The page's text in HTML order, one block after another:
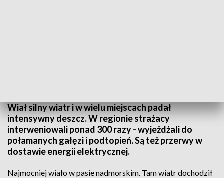
Wiał silny wiatr i w wielu miejscach padał
intensywny deszcz. W regionie strażacy
interweniowali ponad 300 razy - wyjeżdżali do
połamanych gałęzi i podtopień. Są też przerwy w
dostawie energii elektrycznej.
Najmocniej wiało w pasie nadmorskim. Tam wiatr dochodził